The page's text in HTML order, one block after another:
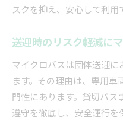
スクを抑え、安心して利用
送迎時のリスク軽減に
マイクロバスは団体送迎
ます。その理由は、専用
門性にあります。貸切バ
遵守を徹底し、安全運行を